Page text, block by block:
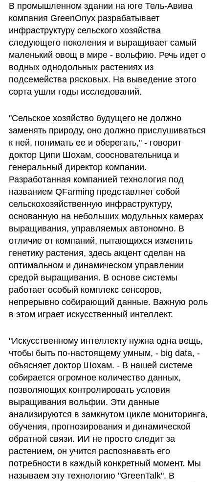
В промышленном здании на юге Тель-Авива
компания GreenOnyx разрабатывает
инфраструктуру сельского хозяйства
следующего поколения и выращивает самый
маленький овощ в мире - вольфию. Речь идет о
водных однодольных растениях из
подсемейства рясковых. На выведение этого
сорта ушли годы исследований.
"Сельское хозяйство будущего не должно
заменять природу, оно должно прислушиваться
к ней, понимать ее и оберегать," - говорит
доктор Ципи Шохам, соосновательница и
генеральный директор компании.
Разработанная компанией технология под
названием QFarming представляет собой
сельскохозяйственную инфраструктуру,
основанную на небольших модульных камерах
выращивания, управляемых автономно. В
отличие от компаний, пытающихся изменить
генетику растения, здесь акцент сделан на
оптимальном и динамическом управлении
средой выращивания. В основе системы
работает особый комплекс сенсоров,
непрерывно собирающий данные. Важную роль
в этом играет искусственный интеллект.
"Искусственному интеллекту нужна одна вещь,
чтобы быть по-настоящему умным, - big data, -
объясняет доктор Шохам. - В нашей системе
собирается огромное количество данных,
позволяющих контролировать условия
выращивания вольфии. Эти данные
анализируются в замкнутом цикле мониторинга,
обучения, прогнозирования и динамической
обратной связи. ИИ не просто следит за
растением, он учится распознавать его
потребности в каждый конкретный момент. Мы
называем эту технологию "GreenTalk". В